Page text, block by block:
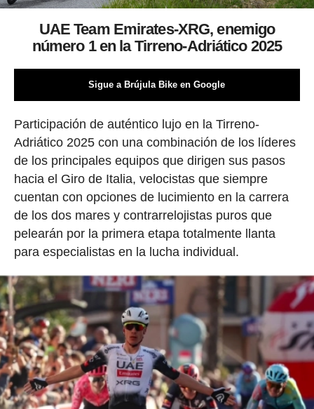
UAE Team Emirates-XRG, enemigo
número 1 en la Tirreno-Adriático 2025
Sigue a Brújula Bike en Google
Participación de auténtico lujo en la Tirreno-
Adriático 2025 con una combinación de los líderes
de los principales equipos que dirigen sus pasos
hacia el Giro de Italia, velocistas que siempre
cuentan con opciones de lucimiento en la carrera
de los dos mares y contrarrelojistas puros que
pelearán por la primera etapa totalmente llanta
para especialistas en la lucha individual.